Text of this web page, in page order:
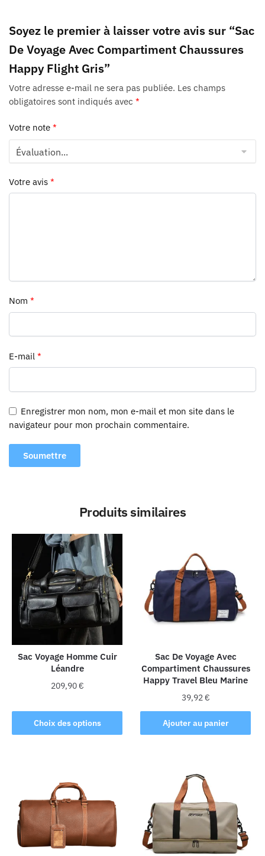
Soyez le premier à laisser votre avis sur “Sac
De Voyage Avec Compartiment Chaussures
Happy Flight Gris”
Votre adresse e-mail ne sera pas publiée. Les champs
obligatoires sont indiqués avec *
Votre note *
Votre avis *
Nom *
E-mail *
Enregistrer mon nom, mon e-mail et mon site dans le
navigateur pour mon prochain commentaire.
Produits similaires
Sac Voyage Homme Cuir
Léandre
209,90€
Choix des options
produit
a
options
peuvent
être
choisies
sur
Sac De Voyage Avec
Compartiment Chaussures
Happy Travel Bleu Marine
39,92 €
Ajouter au panier